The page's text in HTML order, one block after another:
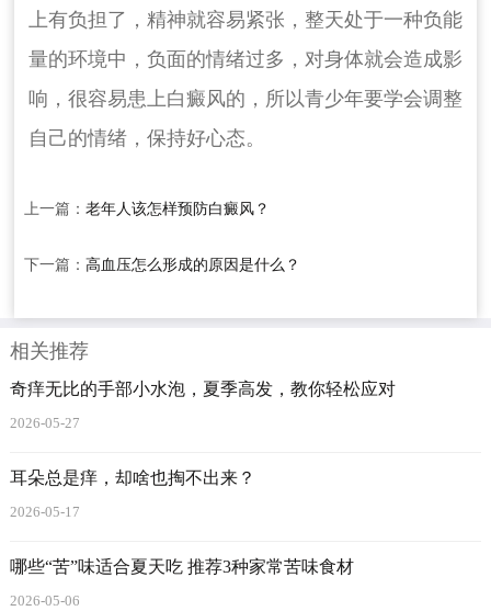
上有负担了，精神就容易紧张，整天处于一种负能
量的环境中，负面的情绪过多，对身体就会造成影
响，很容易患上白癜风的，所以青少年要学会调整
自己的情绪，保持好心态。
上一篇： 老年人该怎样预防白癜风？
下一篇： 高血压怎么形成的原因是什么？
相关推荐
奇痒无比的手部小水泡，夏季高发，教你轻松应对
2026-05-27
耳朵总是痒，却啥也掏不出来？
2026-05-17
哪些“苦”味适合夏天吃 推荐3种家常苦味食材
2026-05-06